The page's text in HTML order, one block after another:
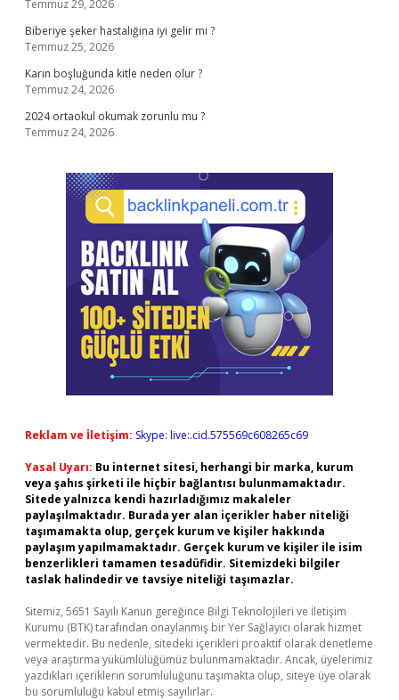
Temmuz 29, 2026
Biberiye şeker hastalığına iyi gelir mi ?
Temmuz 25, 2026
Karın boşluğunda kitle neden olur ?
Temmuz 24, 2026
2024 ortaokul okumak zorunlu mu ?
Temmuz 24, 2026
Reklam ve İletişim: Skype: live:.cid.575569c608265c69
Yasal Uyarı: Bu internet sitesi, herhangi bir marka, kurum
veya şahıs şirketi ile hiçbir bağlantısı bulunmamaktadır.
Sitede yalnızca kendi hazırladığımız makaleler
paylaşılmaktadır. Burada yer alan içerikler haber niteliği
taşımamakta olup, gerçek kurum ve kişiler hakkında
paylaşım yapılmamaktadır. Gerçek kurum ve kişiler ile isim
benzerlikleri tamamen tesadüfidir. Sitemizdeki bilgiler
taslak halindedir ve tavsiye niteliği taşımazlar.
Sitemiz, 5651 Sayılı Kanun gereğince Bilgi Teknolojileri ve İletişim
Kurumu (BTK) tarafından onaylanmış bir Yer Sağlayıcı olarak hizmet
vermektedir. Bu nedenle, sitedeki içerikleri proaktif olarak denetleme
veya araştırma yükümlülüğümüz bulunmamaktadır. Ancak, üyelerimiz
yazdıkları içeriklerin sorumluluğunu taşımakta olup, siteye üye olarak
bu sorumluluğu kabul etmiş sayılırlar.